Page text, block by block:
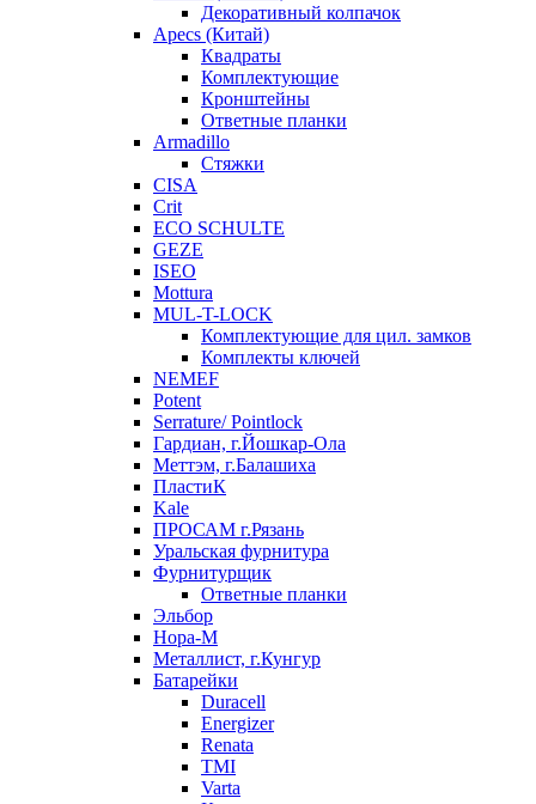
Декоративный колпачок
Apecs (Китай)
Квадраты
Комплектующие
Кронштейны
Ответные планки
Armadillo
Стяжки
CISA
Crit
ECO SCHULTE
GEZE
ISEO
Mottura
MUL-T-LOCK
Комплектующие для цил. замков
Комплекты ключей
NEMEF
Potent
Serrature/ Pointlock
Гардиан, г.Йошкар-Ола
Меттэм, г.Балашиха
ПластиК
Kale
ПРОСАМ г.Рязань
Уральская фурнитура
Фурнитурщик
Ответные планки
Эльбор
Нора-М
Металлист, г.Кунгур
Батарейки
Duracell
Energizer
Renata
TMI
Varta